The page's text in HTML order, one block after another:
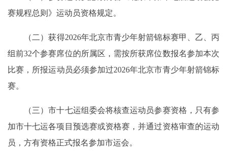
赛规程总则》运动员资格规定。
（二）获得2026年北京市青少年射箭锦标赛甲、乙、丙
组前32个参赛席位的所属区，需按所获席位数报名参加本次
比赛，所报运动员必须参加过2026年北京市青少年射箭锦标
赛。
（三）市十七运组委会将核查运动员参赛资格，只有参
加市十七运各项目预选赛或资格赛，并通过资格审查的运动
员，方有资格正式报名参加市运会。